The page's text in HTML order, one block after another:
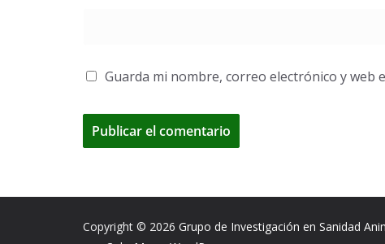
Guarda mi nombre, correo electrónico y web
e
Copyright © 2026 Grupo de Investigación en Sanidad